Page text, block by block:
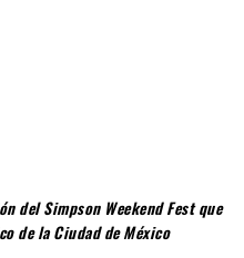
del Simpson Weekend Fest que
de la Ciudad de México